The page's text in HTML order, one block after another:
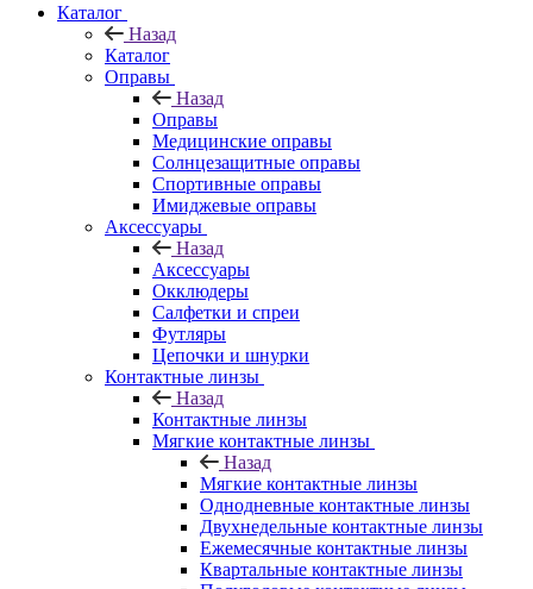
Каталог
Назад
Каталог
Оправы
Назад
Оправы
Медицинские оправы
Солнцезащитные оправы
Спортивные оправы
Имиджевые оправы
Аксессуары
Назад
Аксессуары
Окклюдеры
Салфетки и спреи
Футляры
Цепочки и шнурки
Контактные линзы
Назад
Контактные линзы
Мягкие контактные линзы
Назад
Мягкие контактные линзы
Однодневные контактные линзы
Двухнедельные контактные линзы
Ежемесячные контактные линзы
Квартальные контактные линзы